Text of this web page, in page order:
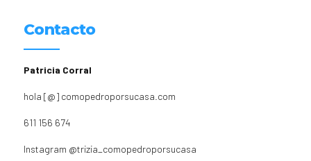
Contacto
Patricia Corral
hola [@] comopedroporsucasa.com
611 156 674
Instagram @trizia_comopedroporsucasa